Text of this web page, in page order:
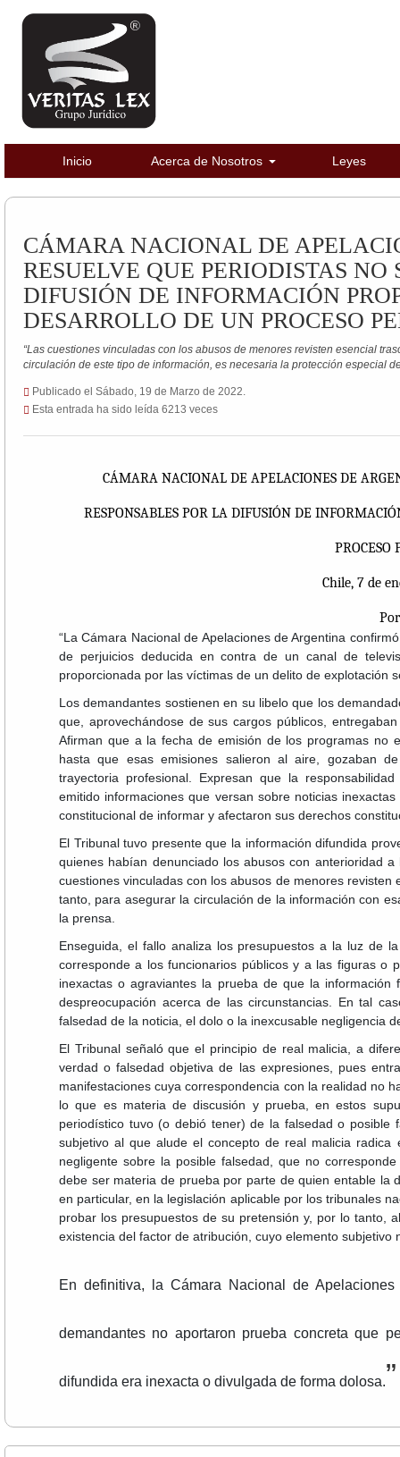
Inicio Acerca de Nosotros Leyes
CÁMARA NACIONAL DE
RESUELVE QUE PERIODISTAS NO
DIFUSIÓN DE INFORMACIÓN
DESARROLLO DE UN PROCESO
“Las cuestiones vinculadas con los abusos de menores revisten esencial
circulación de este tipo de información, es necesaria la protección especial
Publicado el Sábado, 19 de Marzo de 2022.
Esta entrada ha sido leída 6213 veces
CÁMARA NACIONAL DE APELACIONES DE
RESPONSABLES POR LA DIFUSIÓN DE
PROCESO
Chile, 7 de
Por Diario
“La Cámara Nacional de Apelaciones de Argentina
de perjuicios deducida en contra de un canal de
proporcionada por las víctimas de un delito de explotación
Los demandantes sostienen en su libelo que los
que, aprovechándose de sus cargos públicos,
Afirman que a la fecha de emisión de los programas no
hasta que esas emisiones salieron al aire, gozaban
trayectoria profesional. Expresan que la
emitido informaciones que versan sobre noticias
constitucional de informar y afectaron sus derechos
El Tribunal tuvo presente que la información difundida
quienes habían denunciado los abusos con anterioridad
cuestiones vinculadas con los abusos de menores
tanto, para asegurar la circulación de la información con
la prensa.
Enseguida, el fallo analiza los presupuestos a la luz de
corresponde a los funcionarios públicos y a las figuras o
inexactas o agraviantes la prueba de que la
despreocupación acerca de las circunstancias. En tal
falsedad de la noticia, el dolo o la inexcusable negligencia
El Tribunal señaló que el principio de real malicia, a
verdad o falsedad objetiva de las expresiones, pues
manifestaciones cuya correspondencia con la realidad no
lo que es materia de discusión y prueba, en estos
periodístico tuvo (o debió tener) de la falsedad o
subjetivo al que alude el concepto de real malicia
negligente sobre la posible falsedad, que no
debe ser materia de prueba por parte de quien entable la
en particular, en la legislación aplicable por los tribunales
probar los presupuestos de su pretensión y, por lo tanto,
existencia del factor de atribución, cuyo elemento
En definitiva, la Cámara Nacional de
demandantes no aportaron prueba concreta que
difundida era inexacta o divulgada de forma dolosa.”